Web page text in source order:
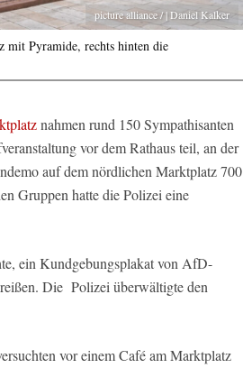
picture alliance / | Daniel Kalker
mit Pyramide, rechts hinten die
nahmen rund 150 Sympathisanten
vor dem Rathaus teil, an der
auf dem nördlichen Marktplatz 700
Gruppen hatte die Polizei eine
ein Kundgebungsplakat von AfD-
Die Polizei überwältigte den
vor einem Café am Marktplatz